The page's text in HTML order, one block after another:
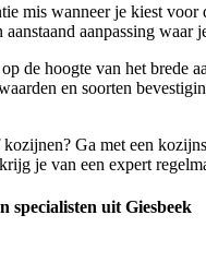
mis wanneer je kiest
aanpassing
de hoogte van het brede
en soorten
Ga met een
je van een expert
specialisten uit Giesbeek